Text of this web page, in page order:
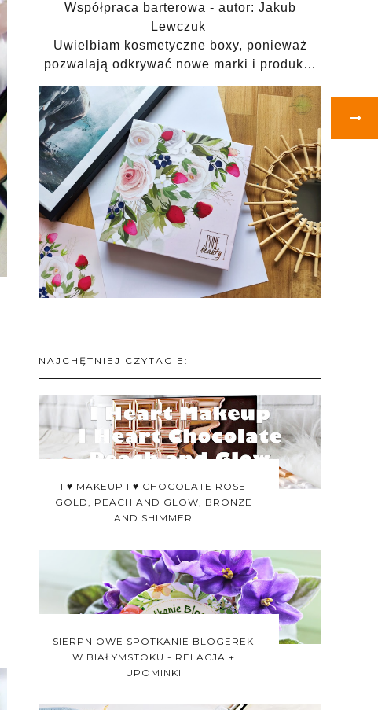
Współpraca barterowa - autor: Jakub
Lewczuk
Uwielbiam kosmetyczne boxy, ponieważ
pozwalają odkrywać nowe marki i produk…
NAJCHĘTNIEJ CZYTACIE:
I ♥ MAKEUP I ♥ CHOCOLATE ROSE
GOLD, PEACH AND GLOW, BRONZE
AND SHIMMER
SIERPNIOWE SPOTKANIE BLOGEREK
W BIAŁYMSTOKU - RELACJA +
UPOMINKI